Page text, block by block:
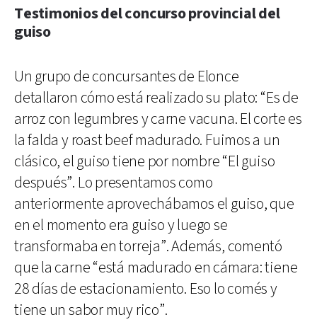
Testimonios del concurso provincial del
guiso
Un grupo de concursantes de Elonce
detallaron cómo está realizado su plato: “Es de
arroz con legumbres y carne vacuna. El corte es
la falda y roast beef madurado. Fuimos a un
clásico, el guiso tiene por nombre “El guiso
después”. Lo presentamos como
anteriormente aprovechábamos el guiso, que
en el momento era guiso y luego se
transformaba en torreja”. Además, comentó
que la carne “está madurado en cámara: tiene
28 días de estacionamiento. Eso lo comés y
tiene un sabor muy rico”.